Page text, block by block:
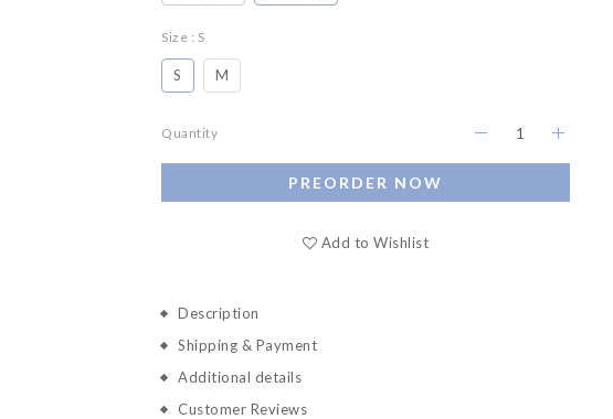
Size : S
S M
Quantity
PREORDER NOW
Add to Wishlist
Description
Shipping & Payment
Additional details
Customer Reviews